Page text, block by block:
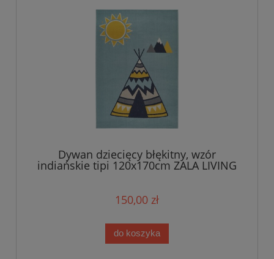
Dywan dziecięcy błękitny, wzór
indiańskie tipi 120x170cm ZALA LIVING
150,00 zł
do koszyka